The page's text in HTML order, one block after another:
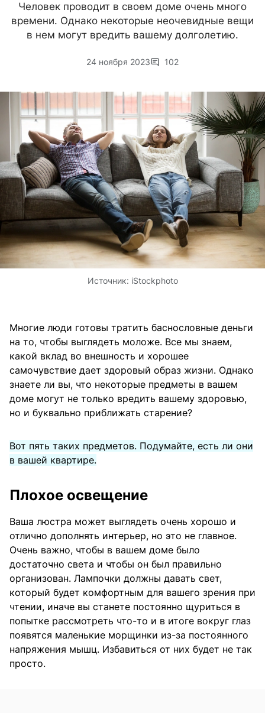
Человек проводит в своем доме очень много
времени. Однако некоторые неочевидные вещи
в нем могут вредить вашему долголетию.
24 ноября 2023 102
Источник: iStockphoto
Многие люди готовы тратить баснословные деньги
на то, чтобы выглядеть моложе. Все мы знаем,
какой вклад во внешность и хорошее
самочувствие дает здоровый образ жизни. Однако
знаете ли вы, что некоторые предметы в вашем
доме могут не только вредить вашему здоровью,
но и буквально приближать старение?
Вот пять таких предметов. Подумайте, есть ли они
в вашей квартире.
Плохое освещение
Ваша люстра может выглядеть очень хорошо и
отлично дополнять интерьер, но это не главное.
Очень важно, чтобы в вашем доме было
достаточно света и чтобы он был правильно
организован. Лампочки должны давать свет,
который будет комфортным для вашего зрения при
чтении, иначе вы станете постоянно щуриться в
попытке рассмотреть что-то и в итоге вокруг глаз
появятся маленькие морщинки из-за постоянного
напряжения мышц. Избавиться от них будет не так
просто.